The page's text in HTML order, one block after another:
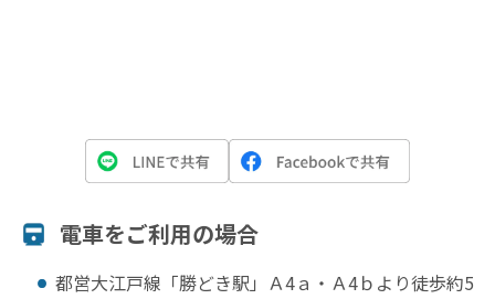
電⾞をご利⽤の場合
都営大江戸線「勝どき駅」Ａ4ａ・Ａ4ｂより徒歩約5